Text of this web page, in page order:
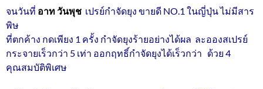
จนวันที่ อาท วันพุช เปรย์กำจัดยุง ขายดี NO.1 ในญี่ปุ่น ไม่มีสาร
พิษ
ที่ตกค้าง กดเพียง 1 ครั้ง กำจัดยุงร้ายอย่างได้ผล ละอองสเปรย์
กระจายเร็วกว่า 5 เท่า ออกฤทธิ์กำจัดยุงได้เร็วกว่า ด้วย 4
คุณสมบัติพิเศษ